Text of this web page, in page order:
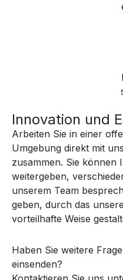
Innovation und
Arbeiten Sie in einer
Umgebung direkt mit
zusammen. Sie können
weitergeben,
unserem Team
geben, durch das
vorteilhafte Weise
Haben Sie weitere
einsenden?